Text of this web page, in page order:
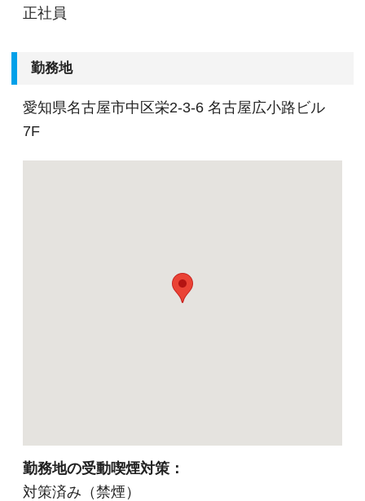
迎します。
満たない場合でもこれまでの能力・経験に応じて
選考を進めさせて頂きます。
中小企業・個人事業主を対象に一通りの年間業務
を卒なく対応できる方、かつ、30社程度の担当実
「将来の目標・夢」「これから経験してみたい案
件」「習得していきたいスキル」なんでもいいの
とが可能！】
主な仕事内容は月次監査・決算申告・確定申告・
正社員
勤務地
愛知県名古屋市中区栄2-3-6 名古屋広小路ビル
7F
勤務地の受動喫煙対策：
対策済み（禁煙）